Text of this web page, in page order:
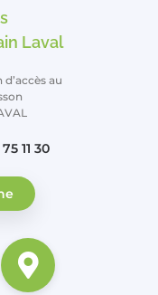
Laval
au
11 30